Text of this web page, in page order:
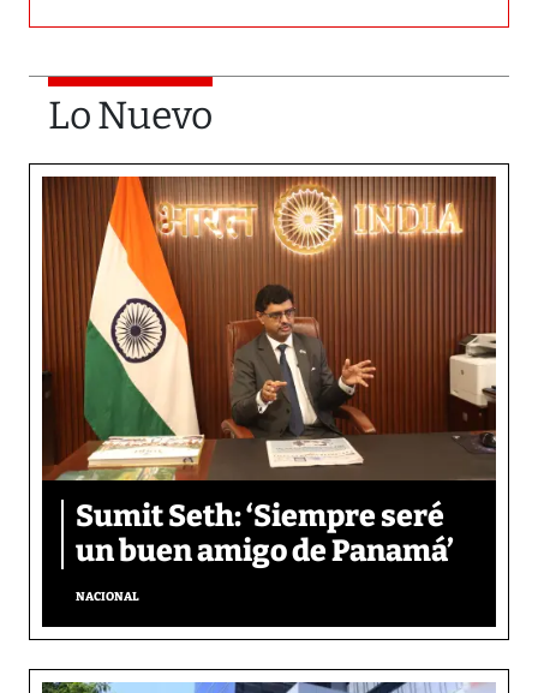
Lo Nuevo
Sumit Seth: ‘Siempre seré
un buen amigo de Panamá’
NACIONAL